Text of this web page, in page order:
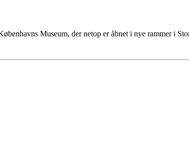
Museum, der netop er åbnet i nye rammer i